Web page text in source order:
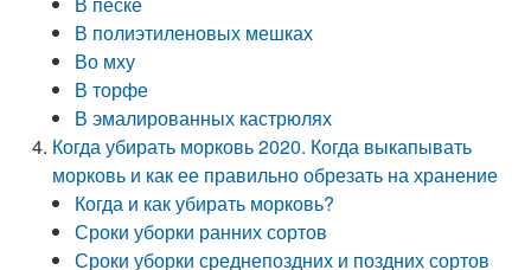
В полиэтиленовых мешках
Во мху
В торфе
В эмалированных кастрюлях
Когда убирать морковь 2020. Когда выкапывать
морковь и как ее правильно обрезать на хранение
Когда и как убирать морковь?
Сроки уборки ранних сортов
Сроки уборки среднепоздних и поздних сортов